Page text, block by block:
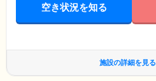
空き状況を知る
施設の詳細を見る